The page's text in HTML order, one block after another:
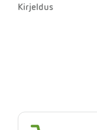
Kirjeldus